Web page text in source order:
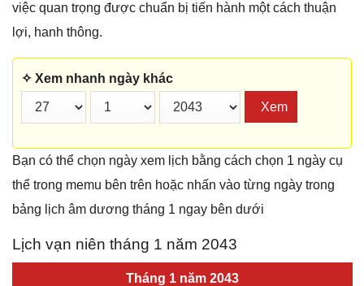
việc quan trọng được chuẩn bị tiến hành một cách thuận
lợi, hanh thông.
✧ Xem nhanh ngày khác
Xem
Bạn có thể chọn ngày xem lịch bằng cách chọn 1 ngày cụ
thể trong memu bên trên hoặc nhấn vào từng ngày trong
bảng lịch âm dương tháng 1 ngay bên dưới
Lịch vạn niên tháng 1 năm 2043
Tháng 1 năm 2043